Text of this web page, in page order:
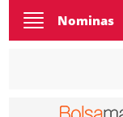
Toggle
navigation
Nominas